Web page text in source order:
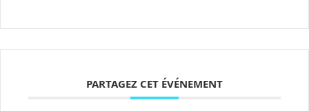
PARTAGEZ CET ÉVÉNEMENT